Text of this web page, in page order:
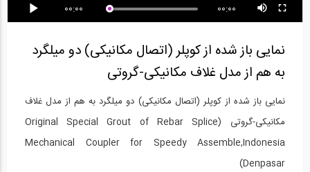
15:02
Interview - Michael...
16:35
CTBUH 2014
Shanghai Conference
Design...
18:35
CTBUH 2015 New
York Conference...
00:00 00:00
نمایی باز شده از کوپلر (اتصال مکانیکی) دو میلگرد
به هم از مدل غلاف مکانیکی-گروتی
نمایی باز شده از کوپلر (اتصال مکانیکی) دو میلگرد به هم از مدل غلاف
مکانیکی-گروتی (Original Special Grout of Rebar Splice
Mechanical Coupler for Speedy Assemble,Indonesia
Denpasar)